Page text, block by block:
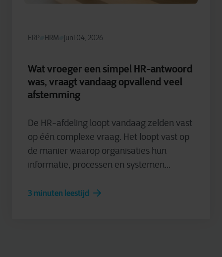
ERP HRM juni 04, 2026
Wat vroeger een simpel HR-antwoord
was, vraagt vandaag opvallend veel
afstemming
De HR-afdeling loopt vandaag zelden vast
op één complexe vraag. Het loopt vast op
de manier waarop organisaties hun
informatie, processen en systemen...
3 minuten leestijd